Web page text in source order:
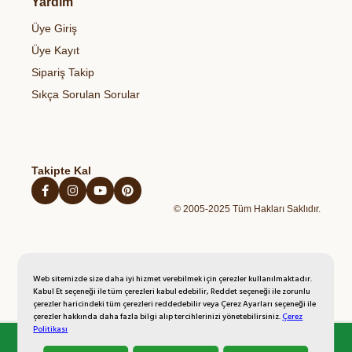
Web sitemizde size daha iyi hizmet verebilmek için çerezler kullanılmaktadır.
Kabul Et seçeneği ile tüm çerezleri kabul edebilir, Reddet seçeneği ile zorunlu
çerezler haricindeki tüm çerezleri reddedebilir veya Çerez Ayarları seçeneği ile
çerezler hakkında daha fazla bilgi alıp tercihlerinizi yönetebilirsiniz.Çerez
Politikası
Gıdalardaki Pestisitler ve Sağlık Riskleri
Blog
Temel Gıdalar
Sağlıklı Atıştırmalıklar
Kahvaltılıklar
Hazır Unlu Mamulleri
Açık Rıza Metni
Kişisel Verilerin Korunması Politikası
İptal İade Şartları
Mesafeli Satış Sözleşmesi
Üye Giriş
Üye Kayıt
Sipariş Takip
Sıkça Sorulan Sorular
Takipte Kal
© 2005-2025 Tüm Hakları Saklıdır.